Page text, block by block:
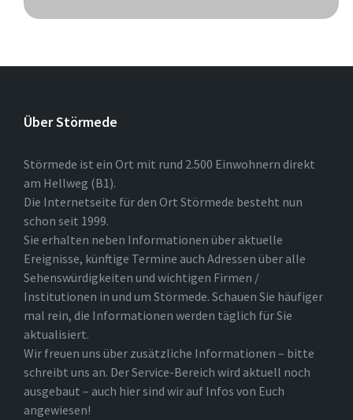
Über Störmede
Störmede ist ein Ort mit rund 2.500 Einwohnern direkt
am Hellweg (B1).
Die Internetseite für den Ort Störmede besteht nun
schon seit 1999.
Sie erhalten neben Informationen über aktuelle
Ereignisse, künftige Termine auch Adressen über alle
Sehenswürdigkeiten und wichtigen Firmen /
Institutionen in und um Störmede. Schauen Sie häufiger
mal rein, die Informationen werden täglich für Sie
aktualisiert.
Wir freuen uns über zusätzliche Informationen – bitte
schreibt uns an. Der Service-Bereich wird aktuell noch
ausgebaut – auch hier sind wir auf Infos von Euch
angewiesen!